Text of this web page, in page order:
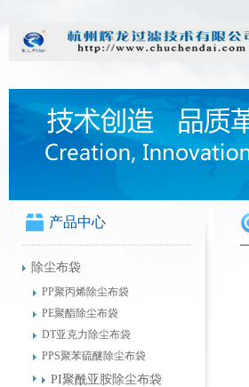
产品中心
除尘布袋
PP聚丙烯除尘布袋
PE聚酯除尘布袋
DT亚克力除尘布袋
PPS聚苯硫醚除尘布袋
PI聚酰亚胺除尘布袋